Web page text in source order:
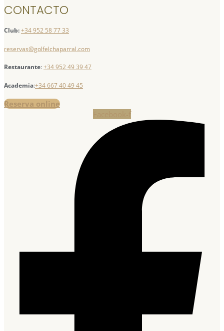
CONTACTO
Club:+34 952 58 77 33
reservas@golfelchaparral.com
Restaurante:+34 952 49 39 47
Academia:+34 667 40 49 45
Reserva online